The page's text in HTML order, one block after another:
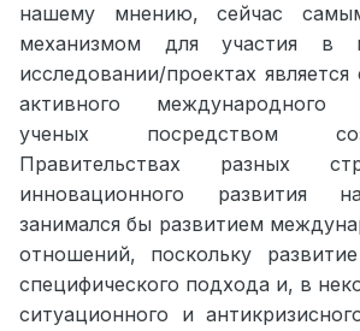
нашему мнению, сейчас
механизмом для участия в
исследовании/проектах
активного международного
ученых посредством
Правительствах разных
инновационного развития
занимался бы развитием
отношений, поскольку
специфического подхода и, в
ситуационного и